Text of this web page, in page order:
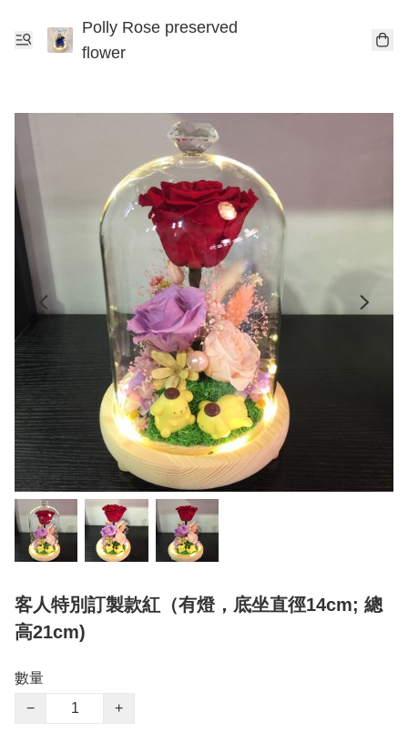
Polly Rose preserved
flower
客人特別訂製款紅（有燈，底坐直徑14cm; 總
高21cm)
數量
−
+